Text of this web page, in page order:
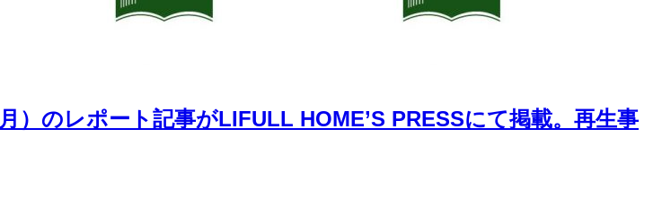
）のレポート記事がLIFULL HOME’S PRESSにて掲載。再生事